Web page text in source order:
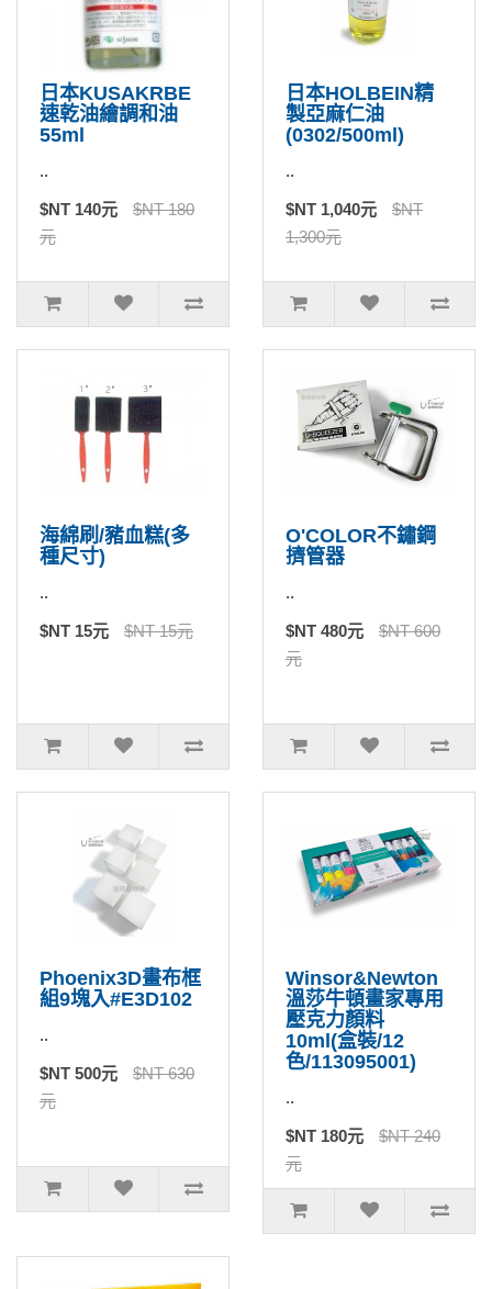
日本KUSAKRBE
速乾油繪調和油
55ml
..
$NT 140元
$NT 180
元
日本HOLBEIN精
製亞麻仁油
(0302/500ml)
..
$NT 1,040元
$NT
1,300元
海綿刷/豬血糕(多
種尺寸)
..
$NT 15元 $NT 15元
O'COLOR不鏽鋼
擠管器
..
$NT 480元
$NT 600
元
Phoenix3D畫布框
組9塊入#E3D102
..
$NT 500元
$NT 630
元
Winsor&Newton
溫莎牛頓畫家專用
壓克力顏料
10ml(盒裝/12
色/113095001)
..
$NT 180元
$NT 240
元